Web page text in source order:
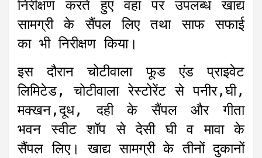
निरीक्षण करते हुए वहां पर उपलब्ध खाद्य
सामग्री के सैंपल लिए तथा साफ सफाई
का भी निरीक्षण किया।
इस दौरान चोटीवाला फूड एंड प्राइवेट
लिमिटेड, चोटीवाला रेस्टोरेंट से पनीर,घी,
मक्खन,दूध, दही के सैंपल और गीता
भवन स्वीट शॉप से देसी घी व मावा के
सैंपल लिए। खाद्य सामग्री के तीनों दुकानों